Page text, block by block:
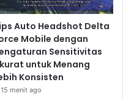
yang
gameplay yang seru,
memukau. Game ini
Auto Headshot Delta
Mobile dengan
Sensitivitas
untuk Menang
Konsisten
15 menit ago